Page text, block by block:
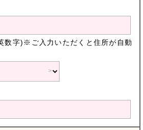
数字)※ご入力いただくと住所が自動